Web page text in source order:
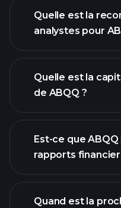
Quelle est la
analystes pour
Quelle est la
de ABQQ ?
liste d'actions
Est-ce que
rapports
ABQQ
Quand est la